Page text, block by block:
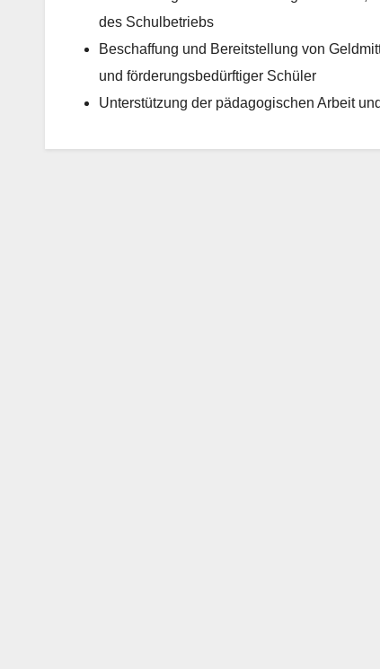
des Schulbetriebs
Beschaffung und Bereitstellung von
und förderungsbedürftiger Schüler
Unterstützung der pädagogischen Arbeit